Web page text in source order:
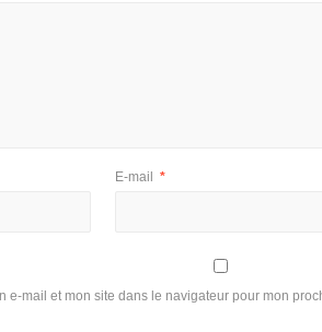
E-mail *
e-mail et mon site dans le navigateur pour mon